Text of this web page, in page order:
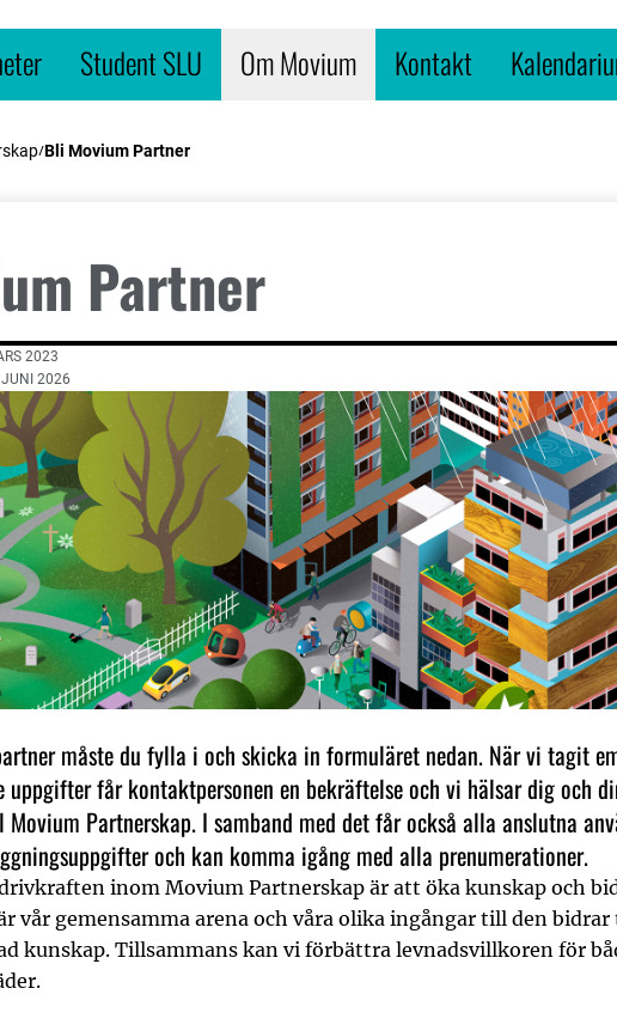
Student SLU Om Movium Kontakt
Bli Movium Partner
Partner
2023
JUNI 2026
måste du fylla i och skicka in formuläret nedan. När vi tagit
uppgifter får kontaktpersonen en bekräftelse och vi hälsar dig och
Partnerskap. I samband med det får också alla anslutna
och kan komma igång med alla prenumerationer.
inom Movium Partnerskap är att öka kunskap och
vår gemensamma arena och våra olika ingångar till den
kunskap. Tillsammans kan vi förbättra levnadsvillkoren för